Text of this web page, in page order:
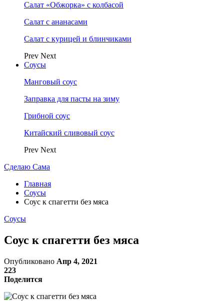
Салат «Обжорка» с колбасой
Салат с ананасами
Салат с курицей и блинчиками
Prev Next
Соусы
Манговый соус
Заправка для пасты на зиму
Грибной соус
Китайский сливовый соус
Prev Next
Сделаю Сама
Главная
Соусы
Соус к спагетти без мяса
Соусы
Соус к спагетти без мяса
Опубликовано Апр 4, 2021
223
Поделится